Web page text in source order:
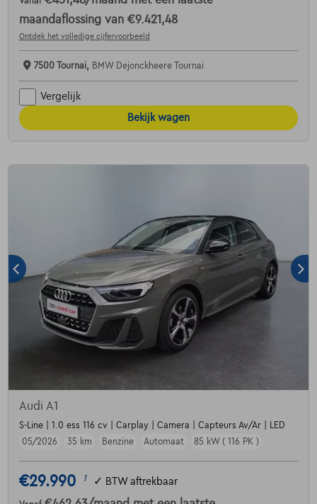
maandaflossing van €9.421,48
Ontdek het volledige cijfervoorbeeld
7500 Tournai, BMW Dejonckheere Tournai
Vergelijk
Bekijk wagen
Audi A1
S-Line | 1.0 ess 116 cv | Carplay | Camera | Capteurs Av/Ar | LED
05/2026
35 km Benzine Automaat 85 kW ( 116 PK )
€29.990 1 ✓ BTW aftrekbaar